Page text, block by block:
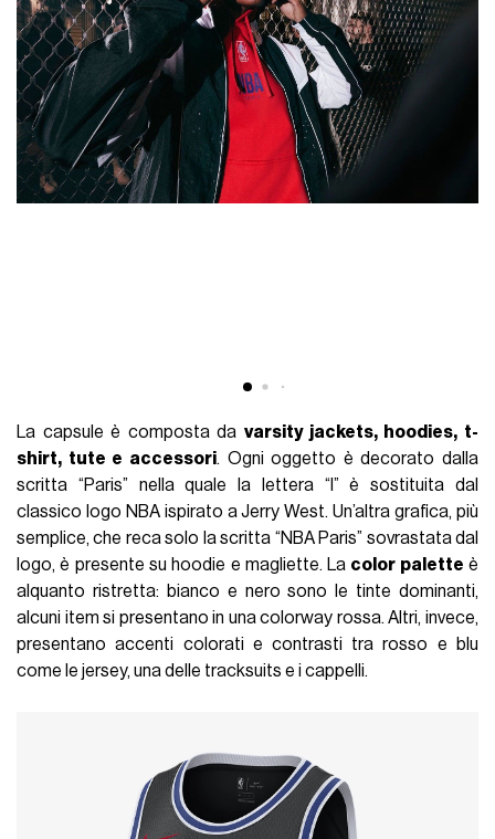
La capsule è composta da varsity jackets, hoodies, t-
shirt, tute e accessori. Ogni oggetto è decorato dalla
scritta “Paris” nella quale la lettera “I” è sostituita dal
classico logo NBA ispirato a Jerry West. Un’altra grafica, più
semplice, che reca solo la scritta “NBA Paris” sovrastata dal
logo, è presente su hoodie e magliette. La color palette è
alquanto ristretta: bianco e nero sono le tinte dominanti,
alcuni item si presentano in una colorway rossa. Altri, invece,
presentano accenti colorati e contrasti tra rosso e blu
come le jersey, una delle tracksuits e i cappelli.